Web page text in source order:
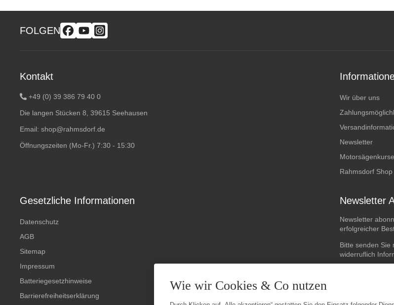
FOLGEN
Kontakt
+49 (0) 39 386 79 40 0
Die langen Stücken 8, 39615 Seehausen
Email: shop@rahmsdorf.de
Öffnungszeiten (Mo-Fr.) 7:30 - 15:30
Wir über uns
Newsletter
Motorsägenkurse
Rahmsdorf
Gesetzliche Informationen
Datenschutz
AGB
Sitemap
Impressum
Batteriegesetzhinweise
Barrierefreiheitserklärung
Newsletter
Newsletter
erfolgreicher
Bitte senden Sie
widerruflich
Wie wir Cookies & Co nutzen